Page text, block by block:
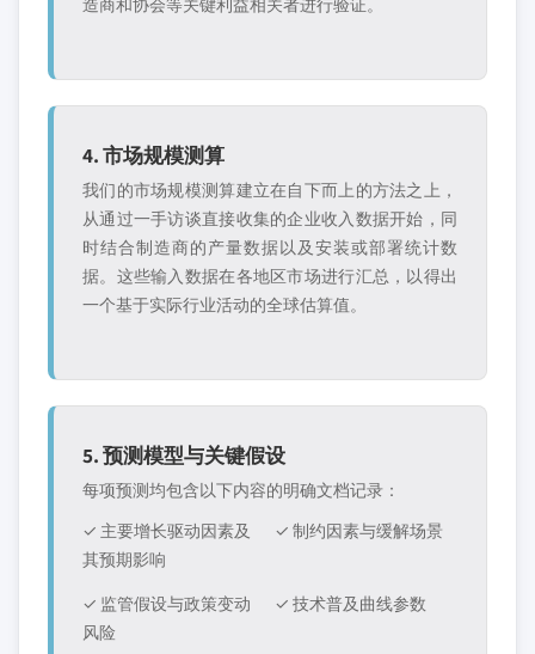
造商和协会等关键利益相关者进行验证。
4. 市场规模测算
我们的市场规模测算建立在自下而上的方法之上，
从通过一手访谈直接收集的企业收入数据开始，同
时结合制造商的产量数据以及安装或部署统计数
据。这些输入数据在各地区市场进行汇总，以得出
一个基于实际行业活动的全球估算值。
5. 预测模型与关键假设
每项预测均包含以下内容的明确文档记录：
✓ 主要增长驱动因素及
其预期影响
✓ 制约因素与缓解场景
✓ 监管假设与政策变动
风险
✓ 技术普及曲线参数